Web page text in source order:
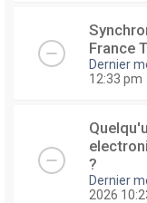
France
Dernier
12:33 pm
?
Dernier
2026